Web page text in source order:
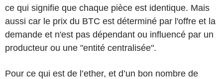
ce qui signifie que chaque pièce est identique. Mais
aussi car le prix du BTC est déterminé par l'offre et la
demande et n'est pas dépendant ou influencé par un
producteur ou une "entité centralisée".
Pour ce qui est de l’ether, et d’un bon nombre de